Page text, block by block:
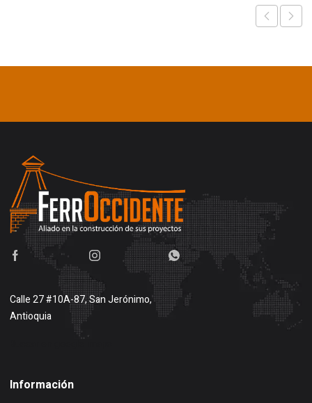
Calle 27 #10A-87, San Jerónimo,
Antioquia
Información